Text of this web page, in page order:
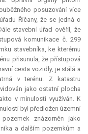
posuzování více
Říčany, že se jedná o
stavební úřad ověřil, že
komunikace č. 299
stavebníka, ke kterému
přisunula, že přístupová
cesta vozidly, je stálá a
v terénu. Z katastru
jako ostatní plocha
v minulosti využíván. K
byl předložen územní
znázorněn jako
a dalším pozemkům a